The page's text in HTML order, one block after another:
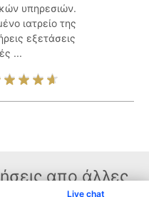
Live chat
υπηρεσιών.
ιατρείο της
εξετάσεις
...
απο άλλες